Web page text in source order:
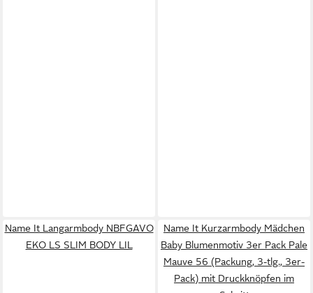
Name It Langarmbody NBFGAVO
EKO LS SLIM BODY LIL
Name It Kurzarmbody Mädchen
Baby Blumenmotiv 3er Pack Pale
Mauve 56 (Packung, 3-tlg., 3er-
Pack) mit Druckknöpfen im